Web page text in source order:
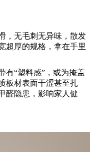
，无毛刺无异味，散发
超厚的规格，拿在手里
有“塑料感”，或为掩盖
板材表面干涩甚至扎
醛隐患，影响家人健